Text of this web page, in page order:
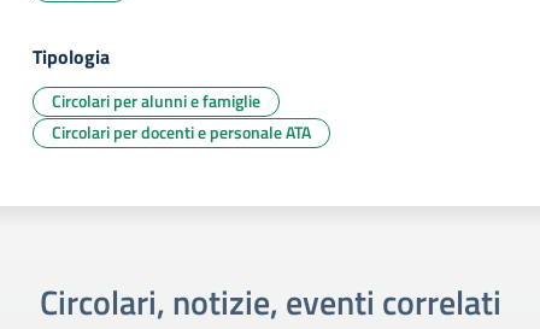
Tipologia
Circolari per alunni e famiglie
Circolari per docenti e personale ATA
Circolari, notizie, eventi correlati